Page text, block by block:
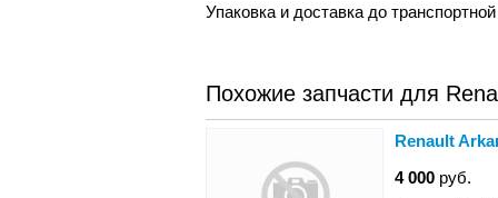
Упаковка и доставка до
Похожие запчасти для
Renault
4 000 руб.